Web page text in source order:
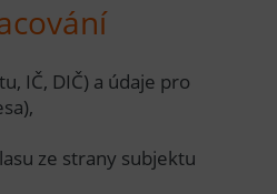
IČ, DIČ) a údaje pro
ze strany subjektu